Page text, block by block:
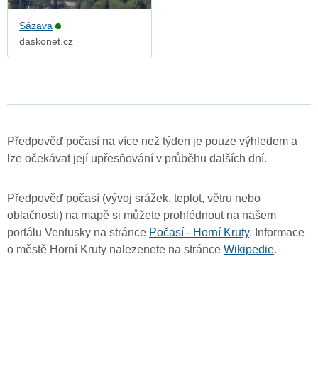
Sázava
daskonet.cz
Předpověď počasí na více než týden je pouze výhledem a
lze očekávat její upřesňování v průběhu dalších dní.
Předpověď počasí (vývoj srážek, teplot, větru nebo
oblačnosti) na mapě si můžete prohlédnout na našem
portálu Ventusky na stránce Počasí - Horní Kruty. Informace
o městě Horní Kruty nalezenete na stránce Wikipedie.